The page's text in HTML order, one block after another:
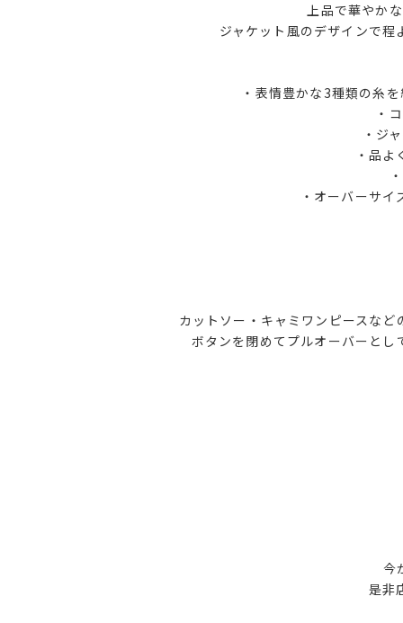
上品で華やか
ジャケット風のデザインで
・表情豊かな3種類の糸
・
・ジ
・品
・オーバーサ
カットソー・キャミワンピースな
ボタンを閉めてプルオーバーと
今
是非